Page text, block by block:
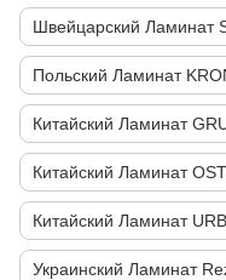
Швейцарский Ламинат
Польский Ламинат
Китайский Ламинат
Китайский Ламинат
Китайский Ламинат
Украинский Ламинат